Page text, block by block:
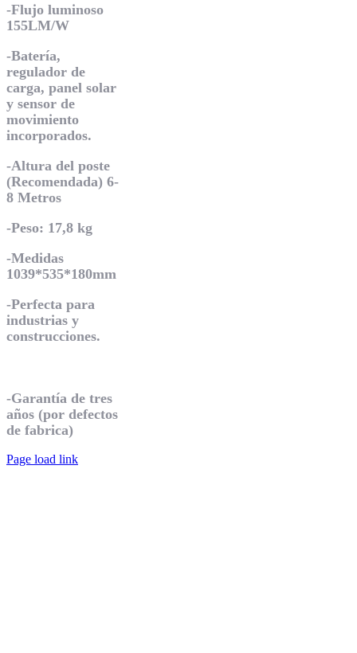
-Flujo luminoso
155LM/W
-Batería,
regulador de
carga, panel solar
y sensor de
movimiento
incorporados.
-Altura del poste
(Recomendada) 6-
8 Metros
-Peso: 17,8 kg
-Medidas
1039*535*180mm
-Perfecta para
industrias y
construcciones.
-Garantía de tres
años (por defectos
de fabrica)
Page load link